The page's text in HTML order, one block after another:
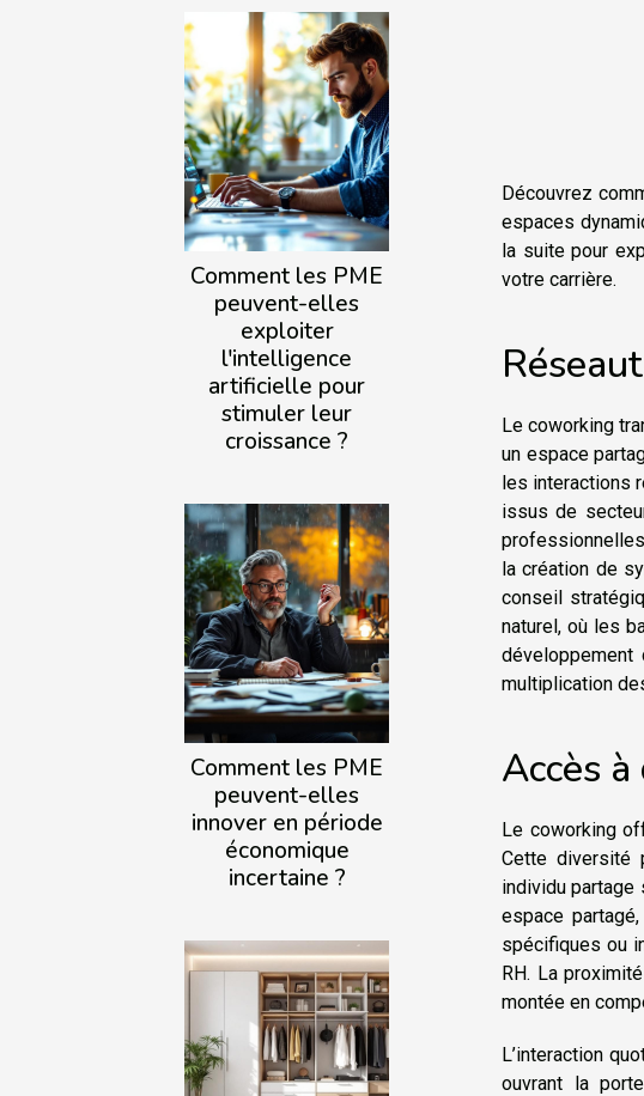
Comment les PME
peuvent-elles
exploiter
l'intelligence
artificielle pour
stimuler leur
croissance ?
Comment les PME
peuvent-elles
innover en période
économique
incertaine ?
Découvrez
espaces
la suite pour
votre carrière.
Le coworking
un espace
les interactions
issus de
la création de
conseil
naturel, où les
multiplication
Accès
Le coworking
Cette diversité
individu
espace
spécifiques ou
RH. La
montée en
L’interaction
ouvrant la